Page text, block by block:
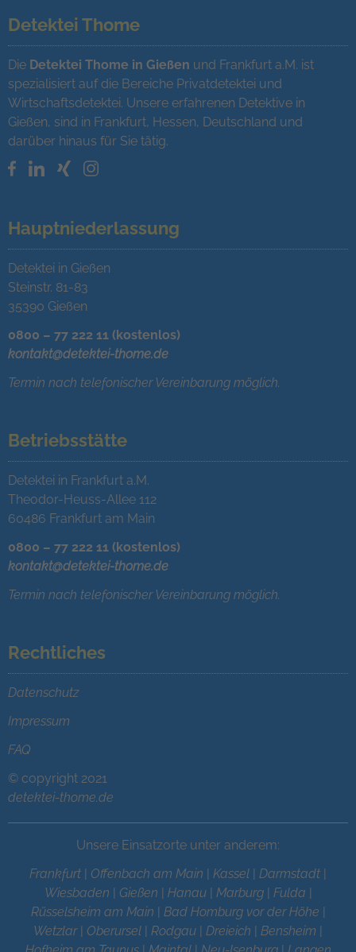
Detektei Thome
Die Detektei Thome in Gießen und Frankfurt a.M. ist
spezialisiert auf die Bereiche Privatdetektei und
Wirtschaftsdetektei. Unsere erfahrenen Detektive in
Gießen, sind in Frankfurt, Hessen, Deutschland und
darüber hinaus für Sie tätig.
Hauptniederlassung
Detektei in Gießen
Steinstr. 81-83
35390 Gießen
0800 – 77 222 11 (kostenlos)
kontakt@detektei-thome.de
Termin nach telefonischer Vereinbarung möglich.
Betriebsstätte
Detektei in Frankfurt a.M.
Theodor-Heuss-Allee 112
60486 Frankfurt am Main
0800 – 77 222 11 (kostenlos)
kontakt@detektei-thome.de
Termin nach telefonischer Vereinbarung möglich.
Rechtliches
Datenschutz
Impressum
FAQ
© copyright 2021
detektei-thome.de
Unsere Einsatzorte unter anderem:
Frankfurt | Offenbach am Main | Kassel | Darmstadt |
Wiesbaden | Gießen | Hanau| Marburg| Fulda |
Rüsselsheim am Main | Bad Homburg vor der Höhe |
Wetzlar| Oberursel | Rodgau | Dreieich | Bensheim |